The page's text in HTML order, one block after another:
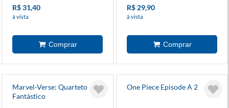
R$ 31,40
à vista
R$ 29,90
à vista
Marvel-Verse: Quarteto
Fantástico
One Piece Episode A 2